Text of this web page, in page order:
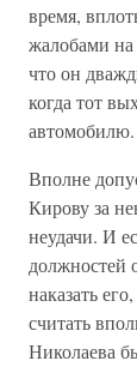
время,
жалобами на
что он
когда тот
автомобилю.
Вполне
Кирову за
неудачи. И
должностей
наказать
считать
Николаева